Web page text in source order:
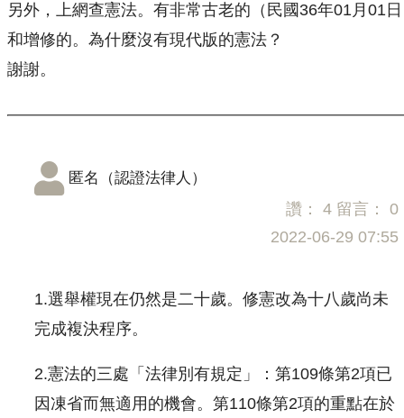
另外，上網查憲法。有非常古老的（民國36年01月01
和增修的。為什麼沒有現代版的憲法？
謝謝。
匿名（認證法律人）
讚： 4 留言： 0
2022-06-29 07:55
1.選舉權現在仍然是二十歲。修憲改為十八歲尚未
完成複決程序。
2.憲法的三處「法律別有規定」：第109條第2項已
因凍省而無適用的機會。第110條第2項的重點在於